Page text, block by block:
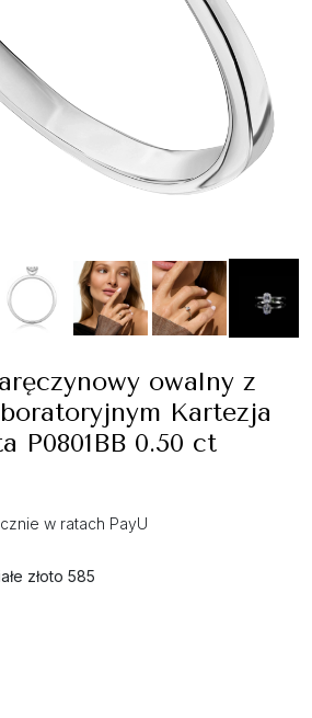
owalny z
Kartezja
P0801BB 0.50 ct
w ratach PayU
złoto 585